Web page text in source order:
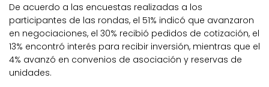
De acuerdo a las encuestas realizadas a los
participantes de las rondas, el 51% indicó que avanzaron
en negociaciones, el 30% recibió pedidos de cotización, el
13% encontró interés para recibir inversión, mientras que el
4% avanzó en convenios de asociación y reservas de
unidades.